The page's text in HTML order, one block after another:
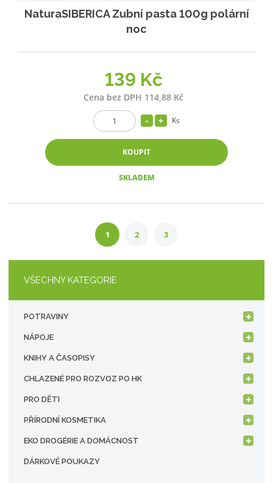
NaturaSIBERICA Zubní pasta 100g polární
noc
139 Kč
Cena bez DPH 114,88 Kč
Ks
KOUPIT
SKLADEM
1 2 3
VŠECHNY KATEGORIE
POTRAVINY
NÁPOJE
KNIHY A ČASOPISY
CHLAZENÉ PRO ROZVOZ PO HK
PRO DĚTI
PŘÍRODNÍ KOSMETIKA
EKO DROGÉRIE A DOMÁCNOST
DÁRKOVÉ POUKAZY